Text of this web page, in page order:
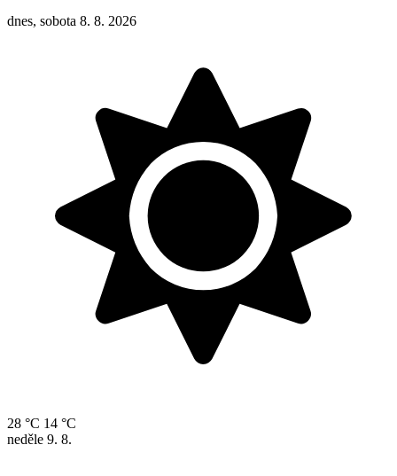
dnes, sobota 8. 8. 2026
28 °C 14 °C
neděle 9. 8.